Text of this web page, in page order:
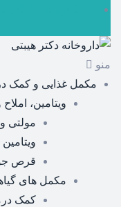
منو
مکمل غذایی و کمک
ویتامین،
مولتی
قرص
مکمل های
کمک